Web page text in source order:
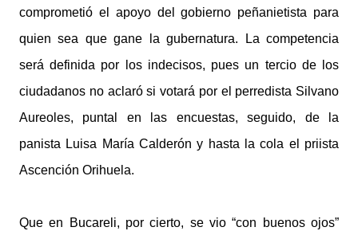
comprometió el apoyo del gobierno peñanietista para
quien sea que gane la gubernatura. La competencia
será definida por los indecisos, pues un tercio de los
ciudadanos no aclaró si votará por el perredista Silvano
Aureoles, puntal en las encuestas, seguido, de la
panista Luisa María Calderón y hasta la cola el priista
Ascención Orihuela.
Que en Bucareli, por cierto, se vio “con buenos ojos”